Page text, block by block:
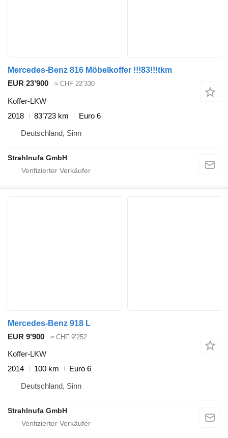
Mercedes-Benz 816 Möbelkoffer !!!83!!!tkm
EUR 23’900
≈ CHF 22’330
Koffer-LKW
2018
83’723 km
Euro 6
Deutschland, Sinn
Strahlnufa GmbH
Mercedes-Benz 918 L
EUR 9’900
≈ CHF 9’252
Koffer-LKW
2014
100 km
Euro 6
Deutschland, Sinn
Strahlnufa GmbH